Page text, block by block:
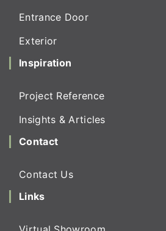
Entrance Door
Exterior
Inspiration
Project Reference
Insights & Articles
Contact
Contact Us
Links